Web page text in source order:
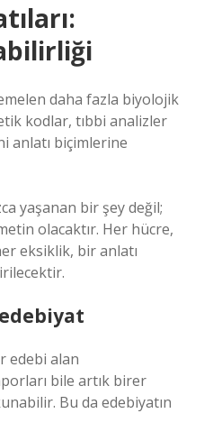
daha fazla biyolojik
kodlar, tıbbi analizler
anlatı biçimlerine
yaşanan bir şey değil;
olacaktır. Her hücre,
eksiklik, bir anlatı
edebi alan
bile artık birer
Bu da edebiyatın